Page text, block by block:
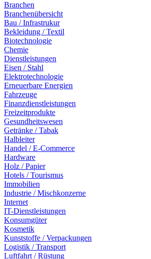
Branchen
Branchenübersicht
Bau / Infrastrukur
Bekleidung / Textil
Biotechnologie
Chemie
Dienstleistungen
Eisen / Stahl
Elektrotechnologie
Erneuerbare Energien
Fahrzeuge
Finanzdienstleistungen
Freizeitprodukte
Gesundheitswesen
Getränke / Tabak
Halbleiter
Handel / E-Commerce
Hardware
Holz / Papier
Hotels / Tourismus
Immobilien
Industrie / Mischkonzerne
Internet
IT-Dienstleistungen
Konsumgüter
Kosmetik
Kunststoffe / Verpackungen
Logistik / Transport
Luftfahrt / Rüstung